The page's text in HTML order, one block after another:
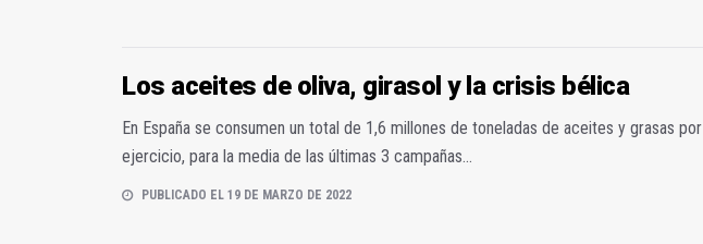
Los aceites de oliva, girasol y la crisis bélica
En España se consumen un total de 1,6 millones de toneladas de aceites y grasas por
ejercicio, para la media de las últimas 3 campañas...
PUBLICADO EL 19 DE MARZO DE 2022